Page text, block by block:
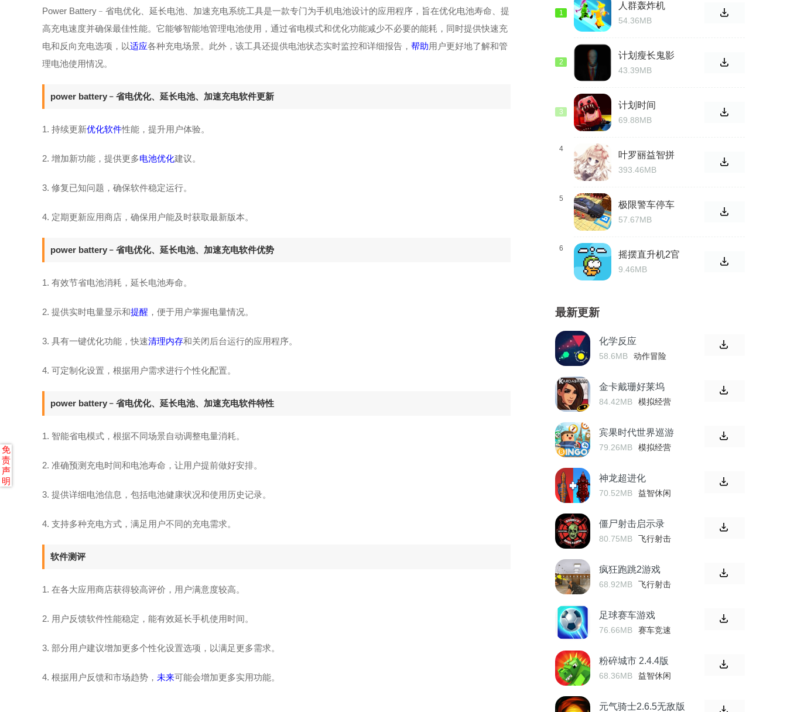
Power Battery﹣省电优化、延长电池、加速充电系统工具是一款专门为手机电池设计的应用程序，旨在优化电池寿命、提
高充电速度并确保最佳性能。它能够智能地管理电池使用，通过省电模式和优化功能减少不必要的能耗，同时提供快速充
电和反向充电选项，以适应各种充电场景。此外，该工具还提供电池状态实时监控和详细报告， 帮助用户更好地了解和管
理电池使用情况。
power battery﹣省电优化、延长电池、加速充电软件更新
1. 持续更新优化软件性能，提升用户体验。
2. 增加新功能，提供更多电池优化建议。
3. 修复已知问题，确保软件稳定运行。
4. 定期更新应用商店，确保用户能及时获取最新版本。
power battery﹣省电优化、延长电池、加速充电软件优势
1. 有效节省电池消耗，延长电池寿命。
2. 提供实时电量显示和提醒 ，便于用户掌握电量情况。
3. 具有一键优化功能，快速清理内存和关闭后台运行的应用程序。
4. 可定制化设置，根据用户需求进行个性化配置。
power battery﹣省电优化、延长电池、加速充电软件特性
1. 智能省电模式，根据不同场景自动调整电量消耗。
2. 准确预测充电时间和电池寿命，让用户提前做好安排。
3. 提供详细电池信息，包括电池健康状况和使用历史记录。
4. 支持多种充电方式，满足用户不同的充电需求。
软件测评
1. 在各大应用商店获得较高评价，用户满意度较高。
2. 用户反馈软件性能稳定，能有效延长手机使用时间。
3. 部分用户建议增加更多个性化设置选项，以满足更多需求。
4. 根据用户反馈和市场趋势， 未来可能会增加更多实用功能。
1
人群轰炸机
2023
54.36MB
2
计划瘦长鬼影
手游
43.39MB
3
计划时间
（projectplaytime）
69.88MB
4
叶罗丽益智拼
图app
393.46MB
5
极限警车停车
场3D
57.67MB
6
摇摆直升机2官
方
9.46MB
最新更新
化学反应
58.6MB 动作冒险
金卡戴珊好莱坞
84.42MB 模拟经营
宾果时代世界巡游
79.26MB 模拟经营
神龙超进化
70.52MB 益智休闲
僵尸射击启示录
80.75MB 飞行射击
疯狂跑跳2游戏
68.92MB 飞行射击
足球赛车游戏
76.66MB 赛车竞速
粉碎城市 2.4.4版
68.36MB 益智休闲
元气骑士2.6.5无敌版
免
责
声
明